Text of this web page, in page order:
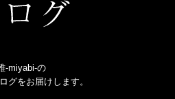
-miyabi-の
グをお届けします。